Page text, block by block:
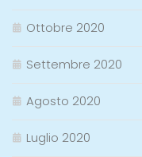
Ottobre 2020
Settembre 2020
Agosto 2020
Luglio 2020